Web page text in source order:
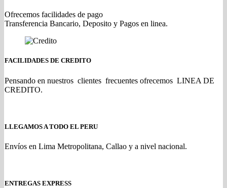
Ofrecemos facilidades de pago
Transferencia Bancario, Deposito y Pagos en linea.
FACILIDADES DE CREDITO
Pensando en nuestros clientes frecuentes ofrecemos LINEA DE
CREDITO.
LLEGAMOS A TODO EL PERU
Envíos en Lima Metropolitana, Callao y a nivel nacional.
ENTREGAS EXPRESS